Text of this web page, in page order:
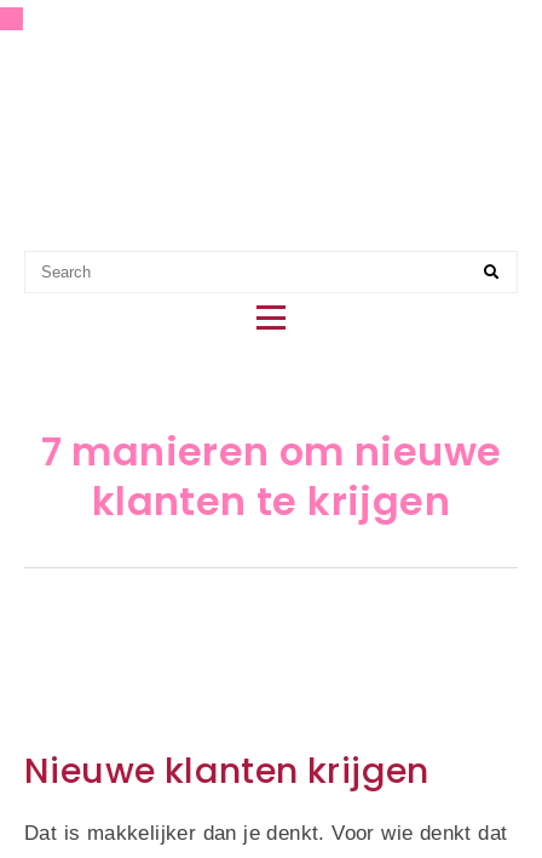
EERSTE HULP BIJ PARTY
PLANNING
7 manieren om nieuwe
klanten te krijgen
Nieuwe klanten krijgen
Dat is makkelijker dan je denkt. Voor wie denkt dat